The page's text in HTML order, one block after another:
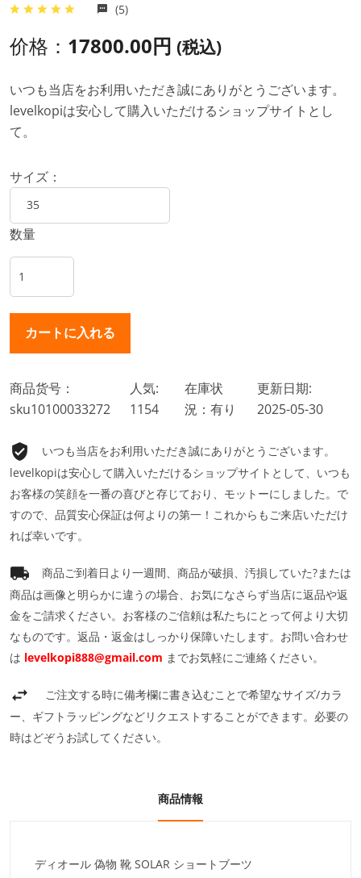
(5)
价格： 17800.00円 (税込)
いつも当店をお利用いただき誠にありがとうございます。
levelkopiは安心して購入いただけるショップサイトとし
て。
サイズ：
数量
商品货号：
sku10100033272
人気:
1154
在庫状
況：有り
更新日期:
2025-05-30
いつも当店をお利用いただき誠にありがとうございます。
levelkopiは安心して購入いただけるショップサイトとして、いつも
お客様の笑顔を一番の喜びと存じており、モットーにしました。で
すので、品質安心保証は何よりの第一！これからもご来店いただけ
れば幸いです。
商品ご到着日より一週間、商品が破損、汚損していた?または
商品は画像と明らかに違うの場合、お気になさらず当店に返品や返
金をご請求ください。お客様のご信頼は私たちにとって何より大切
なものです。返品・返金はしっかり保障いたします。お問い合わせ
は levelkopi888@gmail.com までお気軽にご連絡ください。
ご注文する時に備考欄に書き込むことで希望なサイズ/カラ
ー、ギフトラッピングなどリクエストすることができます。必要の
時はどぞうお試してください。
商品情報
ディオール 偽物 靴 SOLAR ショートブーツ